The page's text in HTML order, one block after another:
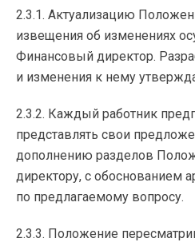
2.3.1. Актуализацию
извещения об изменениях
Финансовый директор.
и изменения к нему
2.3.2. Каждый работник
представлять свои
дополнению разделов
директору, с обоснованием
по предлагаемому вопросу.
2.3.3. Положение